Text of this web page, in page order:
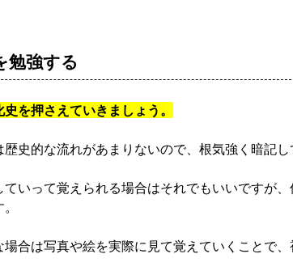
勉強する
史を押さえていきましょう。
史的な流れがあまりないので、根気強く暗記し
ていって覚えられる場合はそれでもいいですが
場合は写真や絵を実際に見て覚えていくことで